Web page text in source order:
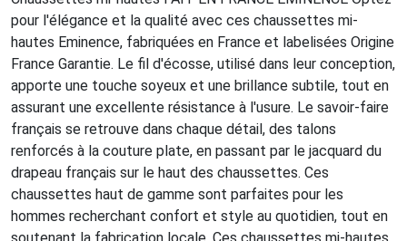
pour l'élégance et la qualité avec ces chaussettes mi-
hautes Eminence, fabriquées en France et labelisées Origine
France Garantie. Le fil d'écosse, utilisé dans leur conception,
apporte une touche soyeux et une brillance subtile, tout en
assurant une excellente résistance à l'usure. Le savoir-faire
français se retrouve dans chaque détail, des talons
renforcés à la couture plate, en passant par le jacquard du
drapeau français sur le haut des chaussettes. Ces
chaussettes haut de gamme sont parfaites pour les
hommes recherchant confort et style au quotidien, tout en